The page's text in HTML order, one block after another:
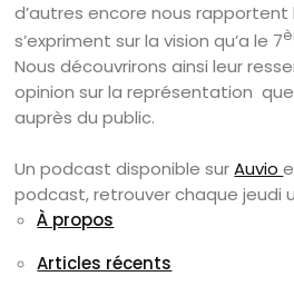
d’autres encore nous
s’expriment sur la vision qu’a le 7
Nous découvrirons ainsi leur
opinion sur la représentation
auprès du public.
Un podcast disponible surAuvio
podcast, retrouver chaque jeudi
À propos
Articles récents